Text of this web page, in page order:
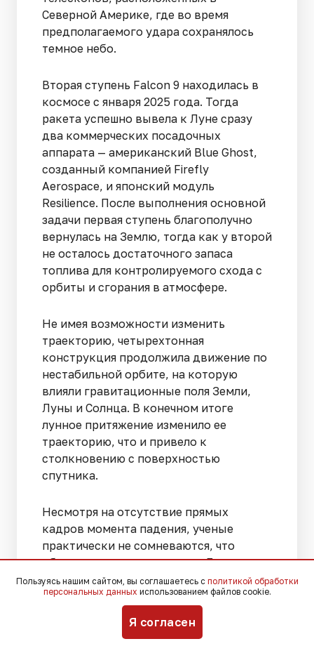
Северной Америке, где во время
предполагаемого удара сохранялось
темное небо.
Вторая ступень Falcon 9 находилась в
космосе с января 2025 года. Тогда
ракета успешно вывела к Луне сразу
два коммерческих посадочных
аппарата — американский Blue Ghost,
созданный компанией Firefly
Aerospace, и японский модуль
Resilience. После выполнения основной
задачи первая ступень благополучно
вернулась на Землю, тогда как у второй
не осталось достаточного запаса
топлива для контролируемого схода с
орбиты и сгорания в атмосфере.
Не имея возможности изменить
траекторию, четырехтонная
конструкция продолжила движение по
нестабильной орбите, на которую
влияли гравитационные поля Земли,
Луны и Солнца. В конечном итоге
лунное притяжение изменило ее
траекторию, что и привело к
столкновению с поверхностью
спутника.
Несмотря на отсутствие прямых
кадров момента падения, ученые
практически не сомневаются, что
объект достиг поверхности Луны.
Теперь главным подтверждением
станет обнаружение нового кратера,
который должен остаться на месте
удара после детального изучения
Пользуясь нашим сайтом, вы соглашаетесь с политикой обработки
персональных данных использованием файлов cookie.
Я согласен